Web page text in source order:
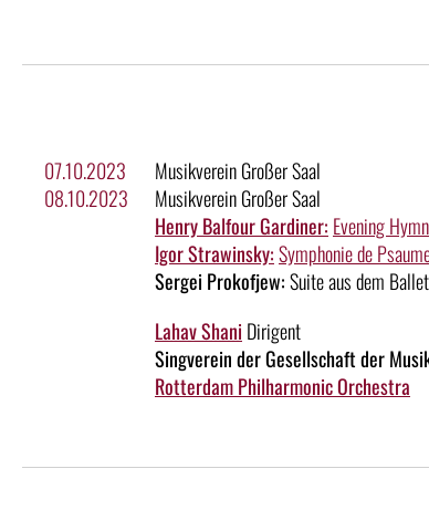
07.10.2023
Musikverein Großer Saal
08.10.2023
Musikverein Großer Saal
Henry Balfour Gardiner: Evening Hymn
Igor Strawinsky:Symphonie de
Sergei Prokofjew:Suite aus dem
Lahav Shani Dirigent
Singverein der Gesellschaft der
Rotterdam Philharmonic Orchestra